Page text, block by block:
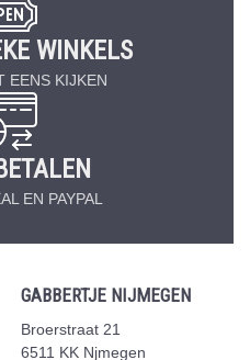
WINKELS
EENS KIJKEN
EN PAYPAL
GABBERTJE NIJMEGEN
Broerstraat 21
6511 KK Njmegen